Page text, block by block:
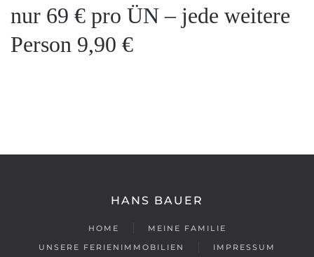
nur 69 € pro ÜN – jede weitere
Person 9,90 €
HANS BAUER
HOME
MEINE FAMILIE
UNSERE FERIENIMMOBILIEN
IMPRESSUM